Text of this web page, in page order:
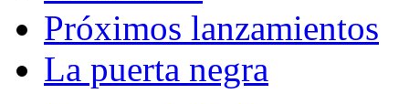
Próximos lanzamientos
La puerta negra